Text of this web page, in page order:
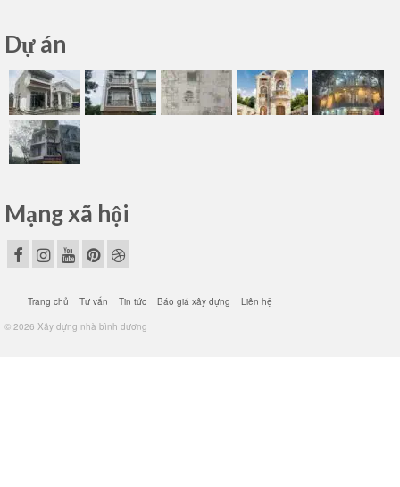
Dự án
Mạng xã hội
Trang chủ Tư vấn Tin tức Báo giá xây dựng
Liên hệ
© 2026 Xây dựng nhà bình dương